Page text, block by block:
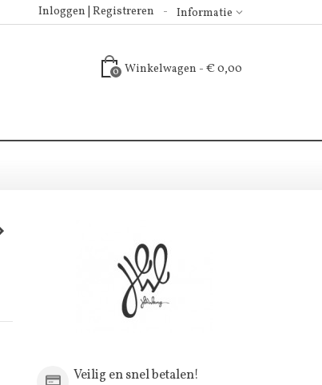
Informatie
Inloggen | Registreren
0 Winkelwagen - € 0,00
Veilig en snel betalen!